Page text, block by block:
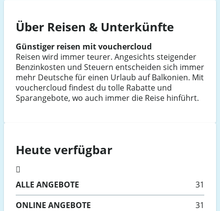
Über Reisen & Unterkünfte
Günstiger reisen mit vouchercloud
Reisen wird immer teurer. Angesichts steigender
Benzinkosten und Steuern entscheiden sich immer
mehr Deutsche für einen Urlaub auf Balkonien. Mit
vouchercloud findest du tolle Rabatte und
Sparangebote, wo auch immer die Reise hinführt.
Heute verfügbar
ALLE ANGEBOTE
31
ONLINE ANGEBOTE
31